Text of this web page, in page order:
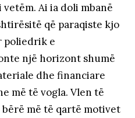
Ai ia doli mbanë
që paraqiste kjo
poliedrik e
një horizont shumë
dhe financiare
më të vogla. Vlen të
më të qartë motivet